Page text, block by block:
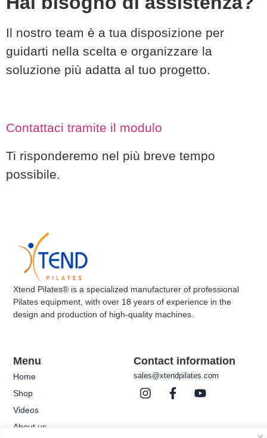
Il nostro team è a tua disposizione per
guidarti nella scelta e organizzare la
soluzione più adatta al tuo progetto.
Contattaci tramite il modulo
Ti risponderemo nel più breve tempo
possibile.
Xtend Pilates® is a specialized manufacturer of professional
Pilates equipment, with over 18 years of experience in the
design and production of high-quality machines.
Menu
Home
Shop
Videos
About us
Contact information
sales@xtendpilates.com